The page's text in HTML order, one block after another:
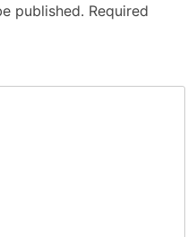
published. Required